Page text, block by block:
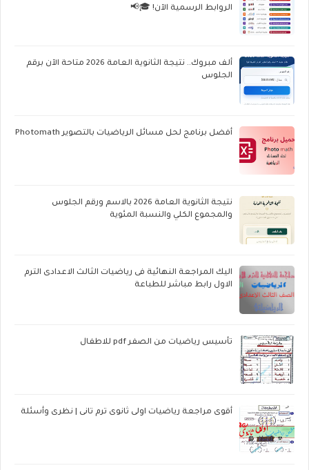
الروابط الرسمية الآن! 🎓📢
ألف مبروك.. نتيجة الثانوية العامة 2026 متاحة الآن برقم
الجلوس
أفضل برنامج لحل مسائل الرياضيات بالتصوير Photomath
نتيجة الثانوية العامة 2026 بالاسم ورقم الجلوس
والمجموع الكلي والنسبة المئوية
اليك المراجعة النهائية فى رياضيات الثالث الاعدادى الترم
الاول رابط مباشر للطباعة
تأسيس رياضيات من الصفر pdf للاطفال
أقوى مراجعة رياضيات اولى ثانوى ترم تانى | نظرى وأسئلة